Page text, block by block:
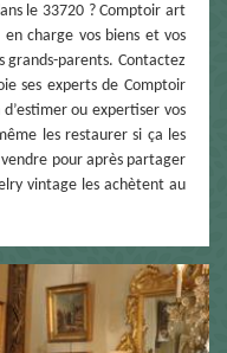
le 33720 ? Comptoir art
charge vos biens et vos
grands-parents. Contactez
ses experts de Comptoir
ou expertiser vos
les restaurer si ça les
pour après partager
vintage les achètent au